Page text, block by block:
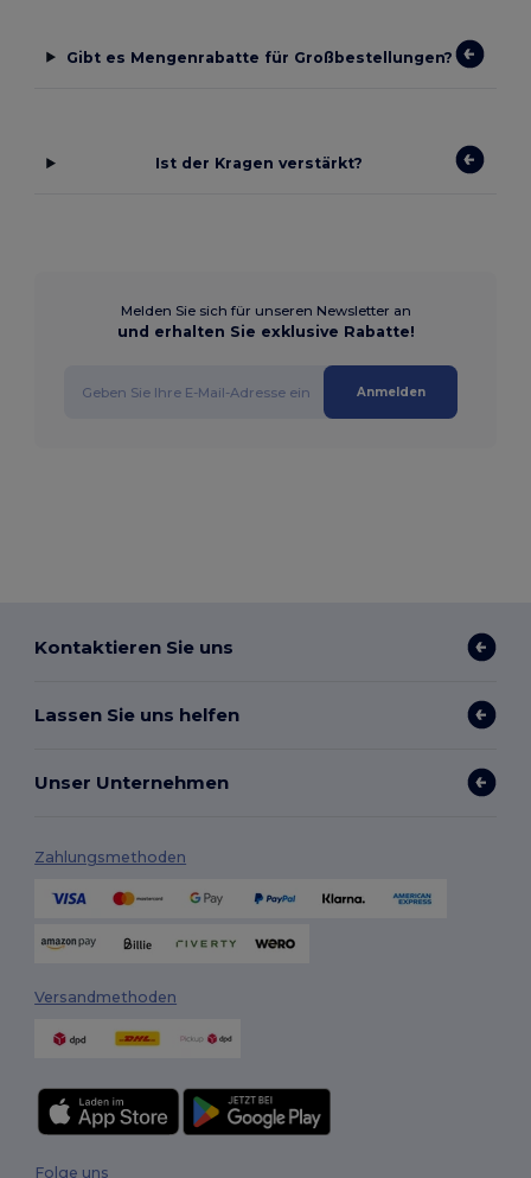
Gibt es Mengenrabatte für Großbestellungen?
Ist der Kragen verstärkt?
Melden Sie sich für unseren Newsletter an
und erhalten Sie exklusive Rabatte!
Anmelden
Kontaktieren Sie uns
Lassen Sie uns helfen
Unser Unternehmen
Zahlungsmethoden
Versandmethoden
Folge uns